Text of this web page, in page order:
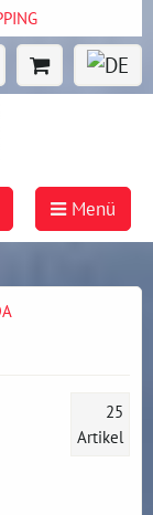
Menü
25
Artikel